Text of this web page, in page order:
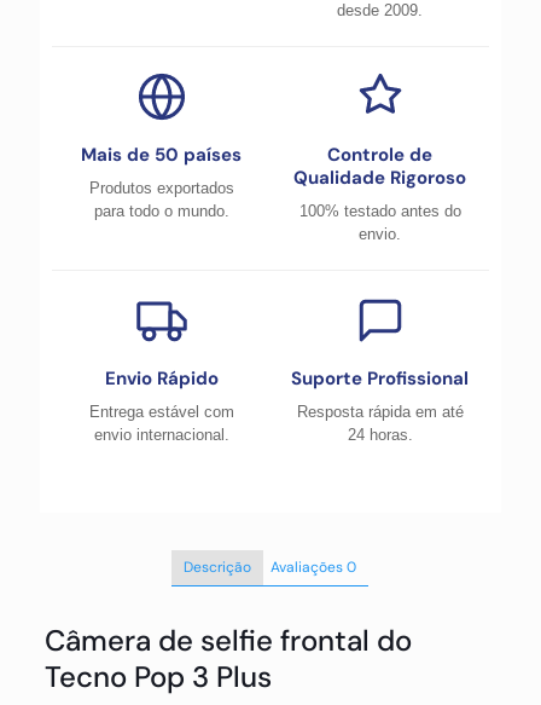
desde 2009.
Mais de 50 países
Produtos exportados
para todo o mundo.
Controle de
Qualidade Rigoroso
100% testado antes do
envio.
Envio Rápido
Entrega estável com
envio internacional.
Suporte Profissional
Resposta rápida em até
24 horas.
Descrição Avaliações0
Câmera de selfie frontal do
Tecno Pop 3 Plus